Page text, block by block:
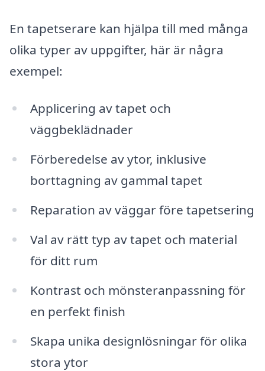
En tapetserare kan hjälpa till med många
olika typer av uppgifter, här är några
exempel:
Applicering av tapet och
väggbeklädnader
Förberedelse av ytor, inklusive
borttagning av gammal tapet
Reparation av väggar före tapetsering
Val av rätt typ av tapet och material
för ditt rum
Kontrast och mönsteranpassning för
en perfekt finish
Skapa unika designlösningar för olika
stora ytor